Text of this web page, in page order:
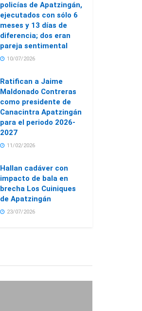
policías de Apatzingán,
ejecutados con sólo 6
meses y 13 días de
diferencia; dos eran
pareja sentimental
10/07/2026
Ratifican a Jaime
Maldonado Contreras
como presidente de
Canacintra Apatzingán
para el periodo 2026-
2027
11/02/2026
Hallan cadáver con
impacto de bala en
brecha Los Cuiniques
de Apatzingán
23/07/2026